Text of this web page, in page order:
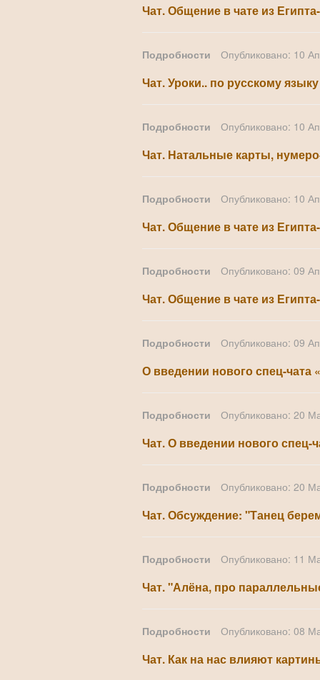
Чат. Общение в чате из
Подробности Опубликовано: 10
Чат. Уроки.. по русскому
Подробности Опубликовано: 10
Чат. Натальные карты,
Подробности Опубликовано: 10
Чат. Общение в чате из
Подробности Опубликовано: 09
Чат. Общение в чате из
Подробности Опубликовано: 09
О введении нового спец-чата
Подробности Опубликовано: 20
Чат. О введении нового спец-
Подробности Опубликовано: 20
Чат. Обсуждение: "Танец
Подробности Опубликовано: 11
Чат. "Алёна, про
Подробности Опубликовано: 08
Чат. Как на нас влияют